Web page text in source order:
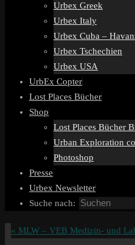
Urbex Greek
Urbex Italy
Urbex Cuba –
Urbex Tschechien
Urbex USA
UrbEx Copter
Lost Places Bücher
Shop
Lost Places Bücher
Urban Exploration
Photoshop
Presse
Urbex Newsletter
Suche nach:
« MLW – VEB Medizin- und